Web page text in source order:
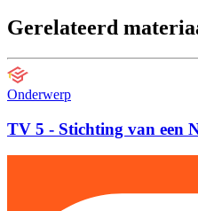
Gerelateerd
Onderwerp
TV 5 - Stichting van een